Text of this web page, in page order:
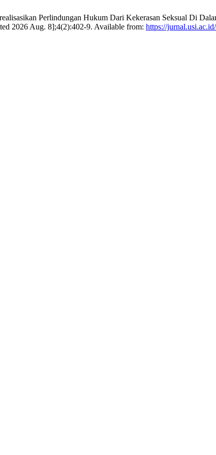
Perlindungan Hukum Dari Kekerasan Seksual Di
2026 Aug. 8];4(2):402-9. Available from: https://